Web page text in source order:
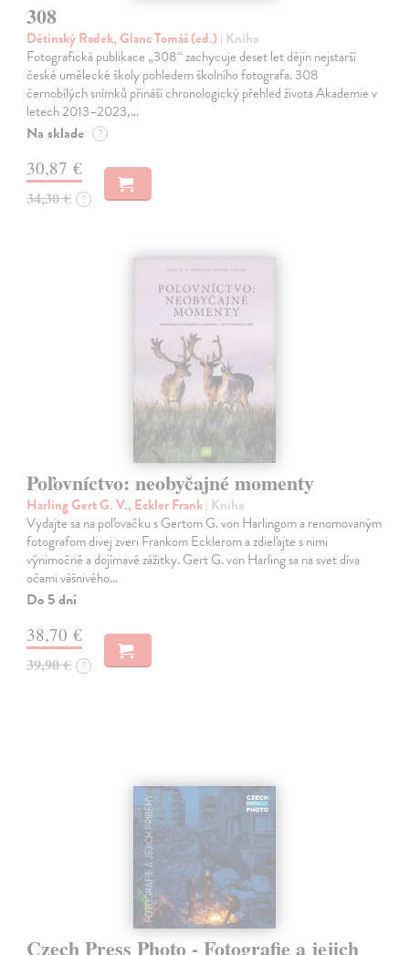
308
Dětinský Radek, Glanc Tomáš (ed.)| Kniha
Fotografická publikace „308“ zachycuje deset let dějin nejstarší
české umělecké školy pohledem školního fotografa. 308
černobílých snímků přináší chronologický přehled života Akademie v
letech 2013–2023,…
Na sklade ?
30,87 €
34,30 € ?
Poľovníctvo: neobyčajné momenty
Harling Gert G. V., Eckler Frank| Kniha
Vydajte sa na poľovačku s Gertom G. von Harlingom a renomovaným
fotografom divej zveri Frankom Ecklerom a zdieľajte s nimi
výnimočné a dojímavé zážitky. Gert G. von Harling sa na svet díva
očami vášnivého…
Do 5 dní
38,70 €
39,90 € ?
Czech Press Photo - Fotografie a jejich